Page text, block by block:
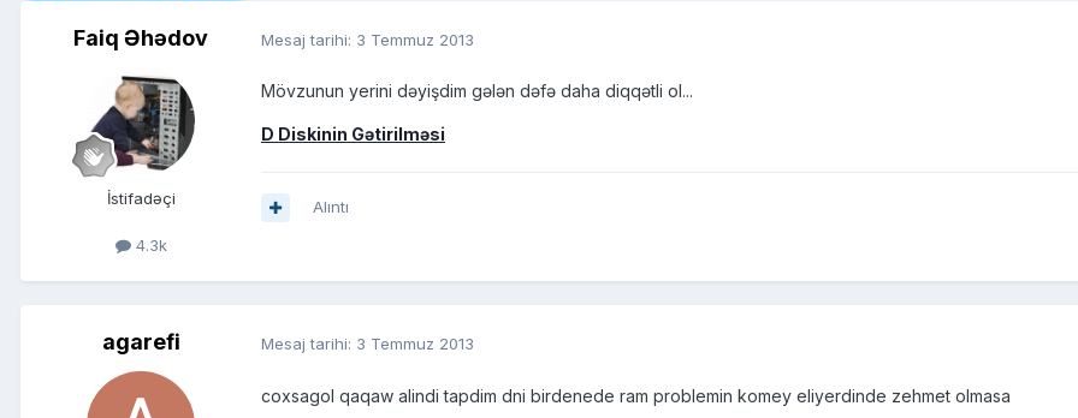
Faiq Əhədov
İstifadəçi
4.3k
Mesaj tarihi: 3 Temmuz 2013
Mövzunun yerini dəyişdim gələn dəfə daha diqqətli ol...
D Diskinin Gətirilməsi
Alıntı
agarefi Mesaj tarihi: 3 Temmuz 2013
coxsagol qaqaw alindi tapdim dni birdenede ram problemin komey eliyerdinde zehmet olmasa